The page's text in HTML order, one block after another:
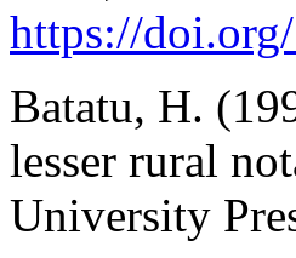
https://
Batatu, H.
lesser rural
University